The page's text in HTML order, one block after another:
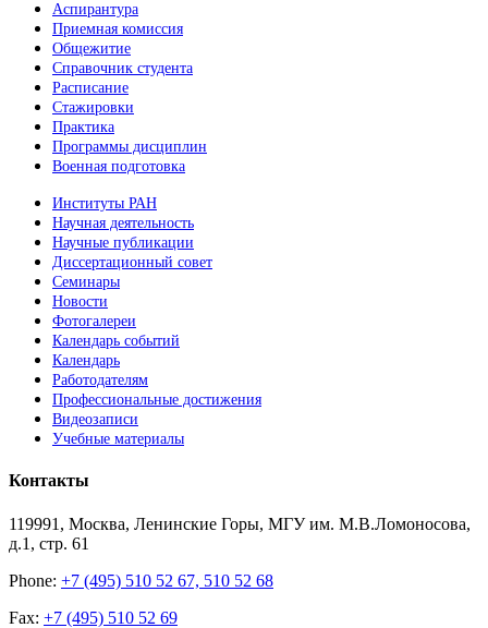
Аспирантура
Приемная комиссия
Общежитие
Справочник студента
Расписание
Стажировки
Практика
Программы дисциплин
Военная подготовка
Институты РАН
Научная деятельность
Научные публикации
Диссертационный совет
Семинары
Новости
Фотогалереи
Календарь событий
Календарь
Работодателям
Профессиональные достижения
Видеозаписи
Учебные материалы
Контакты
119991, Москва, Ленинские Горы, МГУ им. М.В.Ломоносова,
д.1, стр. 61
Phone: +7 (495) 510 52 67, 510 52 68
Fax: +7 (495) 510 52 69